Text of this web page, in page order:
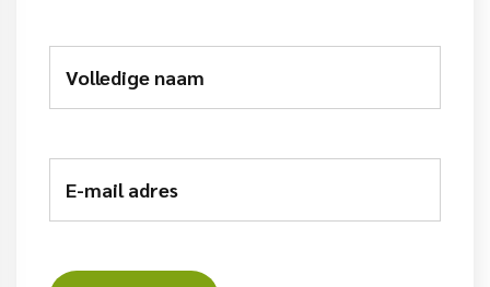
Volledige naam
E-mail adres